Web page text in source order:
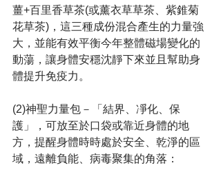
薑+百里香草茶(或薰衣草草茶、紫錐菊
花草茶)，這三種成份混合產生的力量強
大，並能有效平衡今年整體磁場變化的
動蕩，讓身體安穩沈靜下來並且幫助身
體提升免疫力。
(2)神聖力量包－「結界、凈化、保
護」，可放至於口袋或靠近身體的地
方，提醒身體時時處於安全、乾淨的區
域，遠離負能、病毒聚集的角落：